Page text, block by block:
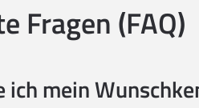
Fragen (FAQ)
mein